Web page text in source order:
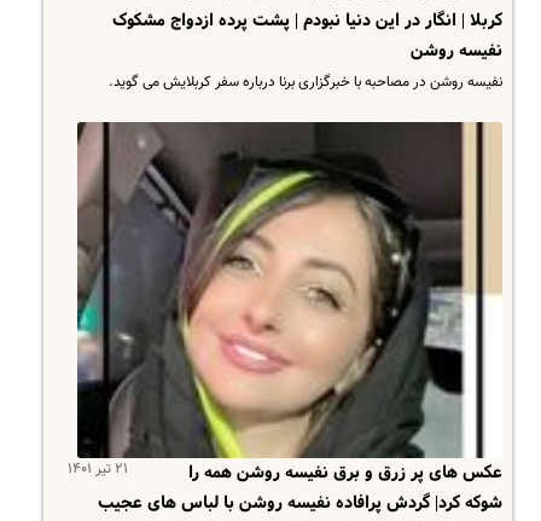
کربلا | انگار در این دنیا نبودم | پشت پرده ازدواج مشکوک
نفیسه روشن
نفیسه روشن در مصاحبه با خبرگزاری برنا درباره سفر کربلایش می گوید.
۲۱ تیر ۱۴۰۱
عکس های پر زرق و برق نفیسه روشن همه را
شوکه کرد| گردش پرافاده نفیسه روشن با لباس های عجیب